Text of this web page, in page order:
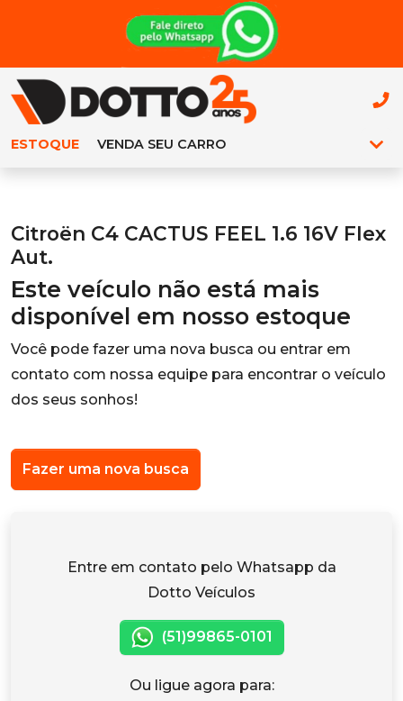
ESTOQUE VENDA SEU CARRO
Citroën C4 CACTUS FEEL 1.6 16V Flex
Aut.
Este veículo não está mais
disponível em nosso estoque
Você pode fazer uma nova busca ou entrar em
contato com nossa equipe para encontrar o veículo
dos seus sonhos!
Fazer uma nova busca
Entre em contato pelo Whatsapp da
Dotto Veículos
(51)99865-0101
Ou ligue agora para: